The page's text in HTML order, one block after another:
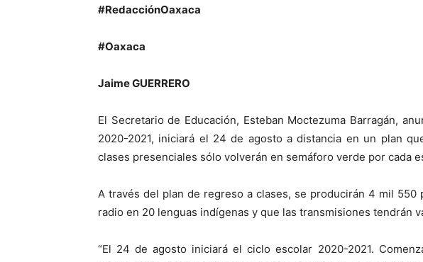
#RedacciónOaxaca
#Oaxaca
Jaime GUERRERO
El Secretario de Educación, Esteban Moctezuma Barragán,
2020-2021, iniciará el 24 de agosto a distancia en un plan
clases presenciales sólo volverán en semáforo verde por cada
A través del plan de regreso a clases, se producirán 4 mil
radio en 20 lenguas indígenas y que las transmisiones tendrán
“El 24 de agosto iniciará el ciclo escolar 2020-2021.